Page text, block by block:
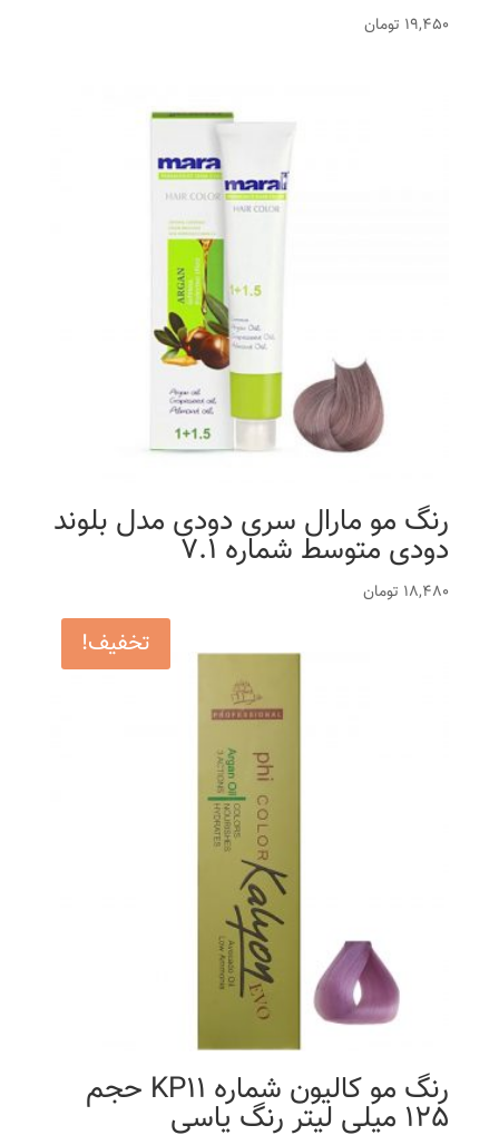
19,450 تومان
رنگ مو مارال سری دودی مدل بلوند
دودی متوسط شماره 7.1
18,480 تومان
تخفیف!
رنگ مو کالیون شماره KP11 حجم
125 میلی لیتر رنگ یاسی